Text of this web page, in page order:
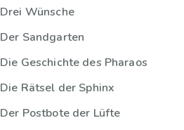
Drei Wünsche
Der Sandgarten
Die Geschichte des Pharaos
Die Rätsel der Sphinx
Der Postbote der Lüfte